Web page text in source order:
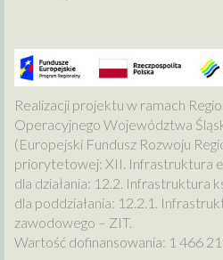
Realizacji projektu w ramach
Operacyjnego Województwa
(Europejski Fundusz Rozwoju
priorytetowej: XII. Infrastruktura
dla działania: 12.2. Infrastruktura
dla poddziałania: 12.2.1.
zawodowego – ZIT.
Wartość dofinansowania: 1 466